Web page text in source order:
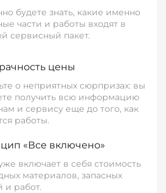
будете знать, какие именно
части и работы входят в
сервисный пакет.
цены
о неприятных сюрпризах: вы
получить всю информацию
и сервису еще до того, как
работы.
«Все включено»
включает в себя стоимость
материалов, запасных
и работ.